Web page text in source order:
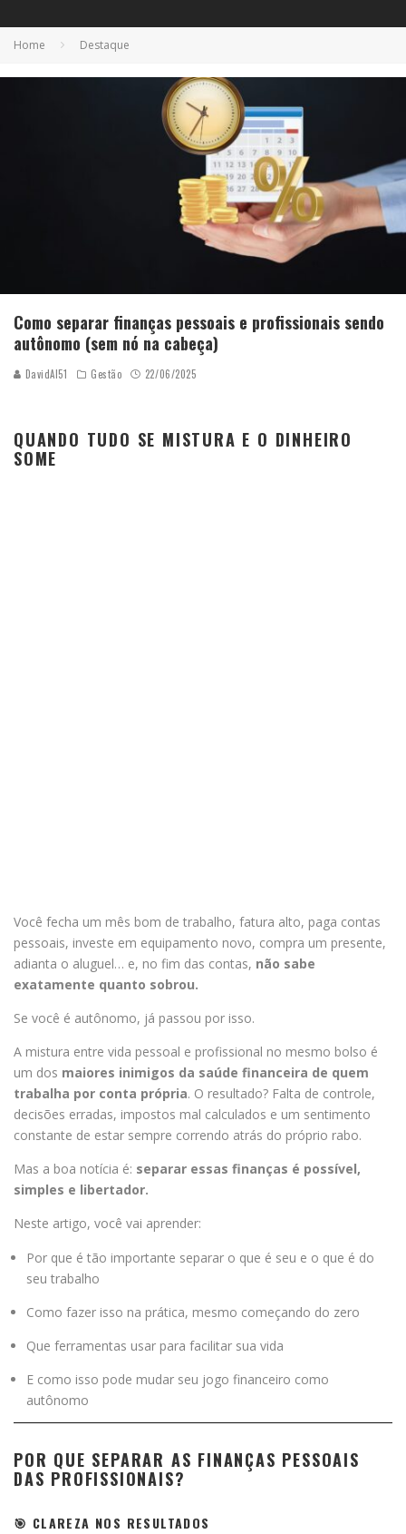
Home Destaque
Como separar finanças pessoais e profissionais sendo
autônomo (sem nó na cabeça)
DavidAI51 Gestão 22/06/2025
QUANDO TUDO SE MISTURA E O DINHEIRO
SOME
Você fecha um mês bom de trabalho, fatura alto, paga contas
pessoais, investe em equipamento novo, compra um presente,
adianta o aluguel… e, no fim das contas, não sabe
exatamente quanto sobrou.
Se você é autônomo, já passou por isso.
A mistura entre vida pessoal e profissional no mesmo bolso é
um dos maiores inimigos da saúde financeira de quem
trabalha por conta própria. O resultado? Falta de controle,
decisões erradas, impostos mal calculados e um sentimento
constante de estar sempre correndo atrás do próprio rabo.
Mas a boa notícia é: separar essas finanças é possível,
simples e libertador.
Neste artigo, você vai aprender:
Por que é tão importante separar o que é seu e o que é do
seu trabalho
Como fazer isso na prática, mesmo começando do zero
Que ferramentas usar para facilitar sua vida
E como isso pode mudar seu jogo financeiro como
autônomo
POR QUE SEPARAR AS FINANÇAS PESSOAIS
DAS PROFISSIONAIS?
🎯 CLAREZA NOS RESULTADOS